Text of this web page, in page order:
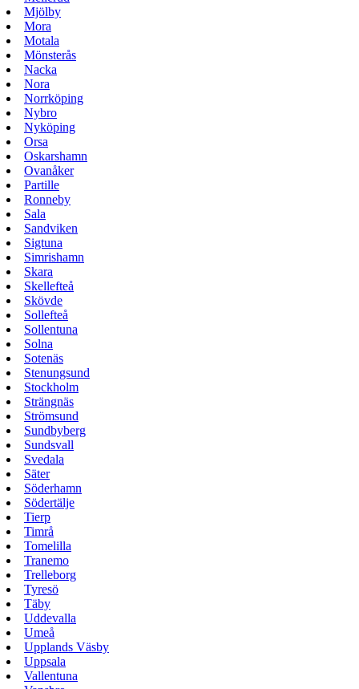
Mjölby
Mora
Motala
Mönsterås
Nacka
Nora
Norrköping
Nybro
Nyköping
Orsa
Oskarshamn
Ovanåker
Partille
Ronneby
Sala
Sandviken
Sigtuna
Simrishamn
Skara
Skellefteå
Skövde
Sollefteå
Sollentuna
Solna
Sotenäs
Stenungsund
Stockholm
Strängnäs
Strömsund
Sundbyberg
Sundsvall
Svedala
Säter
Söderhamn
Södertälje
Tierp
Timrå
Tomelilla
Tranemo
Trelleborg
Tyresö
Täby
Uddevalla
Umeå
Upplands Väsby
Uppsala
Vallentuna